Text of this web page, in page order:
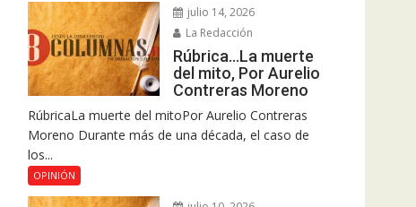
julio 14, 2026
La Redacción
Rúbrica…La muerte
del mito, Por Aurelio
Contreras Moreno
RúbricaLa muerte del mitoPor Aurelio Contreras
Moreno Durante más de una década, el caso de
los...
OPINIÓN